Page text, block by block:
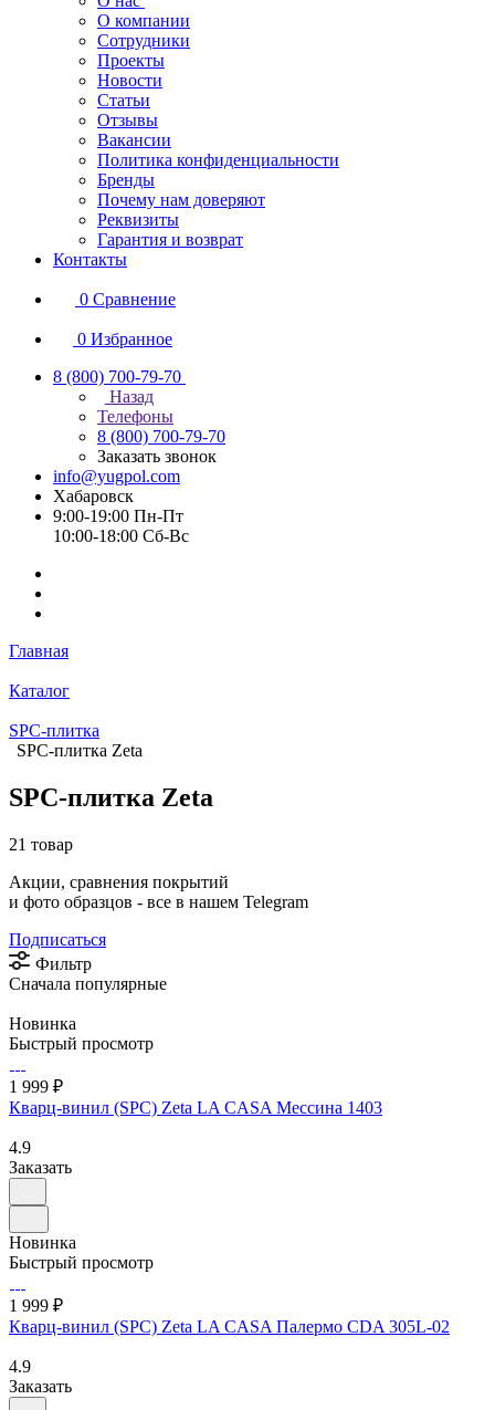
О компании
Сотрудники
Проекты
Новости
Статьи
Отзывы
Вакансии
Политика конфиденциальности
Бренды
Почему нам доверяют
Реквизиты
Гарантия и возврат
Контакты
0 Сравнение
0 Избранное
8 (800) 700-79-70
Назад
Телефоны
8 (800) 700-79-70
Заказать звонок
info@yugpol.com
Хабаровск
9:00-19:00 Пн-Пт
10:00-18:00 Cб-Вс
Главная
Каталог
SPC-плитка
SPC-плитка Zeta
SPC-плитка Zeta
21 товар
Акции, сравнения покрытий
и фото образцов - все в нашем Telegram
Подписаться
Фильтр
Сначала популярные
Новинка
Быстрый просмотр
1 999 ₽
Кварц-винил (SPC) Zeta LA CASA Мессина 1403
4.9
Заказать
Новинка
Быстрый просмотр
1 999 ₽
Кварц-винил (SPC) Zeta LA CASA Палермо CDA 305L-02
4.9
Заказать